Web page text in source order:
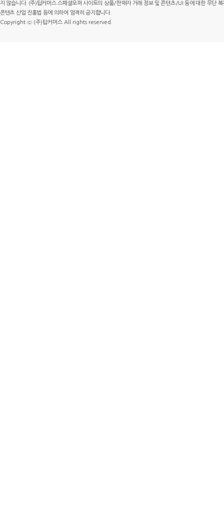
지 않습니다. (주)탑커머스 스페셜오퍼 사이트의 상품/판매자 거래 정보 및 콘텐츠/UI 등에 대한 무단
콘텐츠 산업 진흥법 등에 의하여 엄격히 금지합니다.
Copyright ⓒ (주)탑커머스 All rights reserved.